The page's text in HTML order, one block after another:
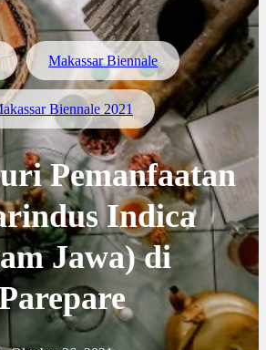
Makassar Biennale
Biennale 2021
Pemanfaatan
Indica
Jawa) di